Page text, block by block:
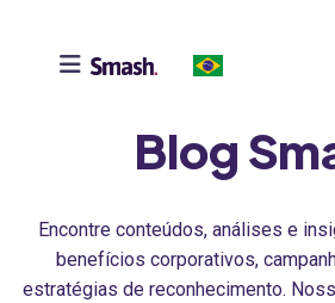

Blog
Encontre conteúdos, análises e
benefícios corporativos,
estratégias de reconhecimento.